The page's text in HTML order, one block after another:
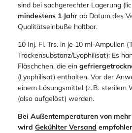
sind bei sachgerechter Lagerung
mindestens 1 Jahr ab Datum des
Qualitätseinbuße haltbar.
10 Inj. Fl. Trs. in je 10 ml-Ampullen
Trockensubstanz/Lyophilisat): Es
Fläschchen, die ein
(Lyophilisat) enthalten. Vor der
einem Lösungsmittel (z. B. sterilem
(also aufgelöst) werden.
Bei Außentemperaturen von
wird Gekühlter Versand